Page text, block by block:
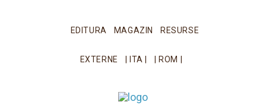
EDITURA MAGAZIN RESURSE
EXTERNE | ITA | | ROM |